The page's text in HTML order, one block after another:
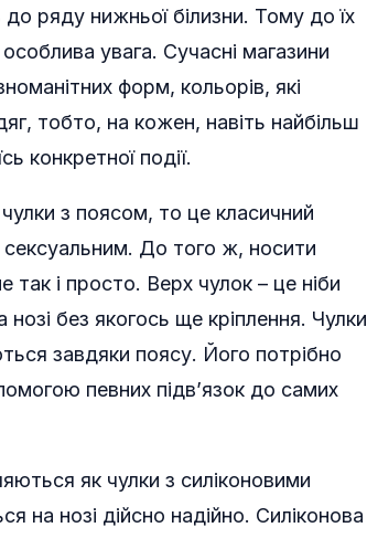
ряду нижньої білизни. Тому до їх
увага. Сучасні магазини
форм, кольорів, які
тобто, на кожен, навіть найбільш
конкретної події.
з поясом, то це класичний
сексуальним. До того ж, носити
так і просто. Верх чулок – це ніби
без якогось ще кріплення. Чулки
завдяки поясу. Його потрібно
певних підв’язок до самих
як чулки з силіконовими
на нозі дійсно надійно. Силіконова